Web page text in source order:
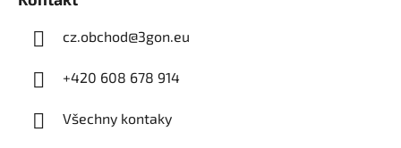
cz.obchod@3gon.eu
+420 608 678 914
Všechny kontaky